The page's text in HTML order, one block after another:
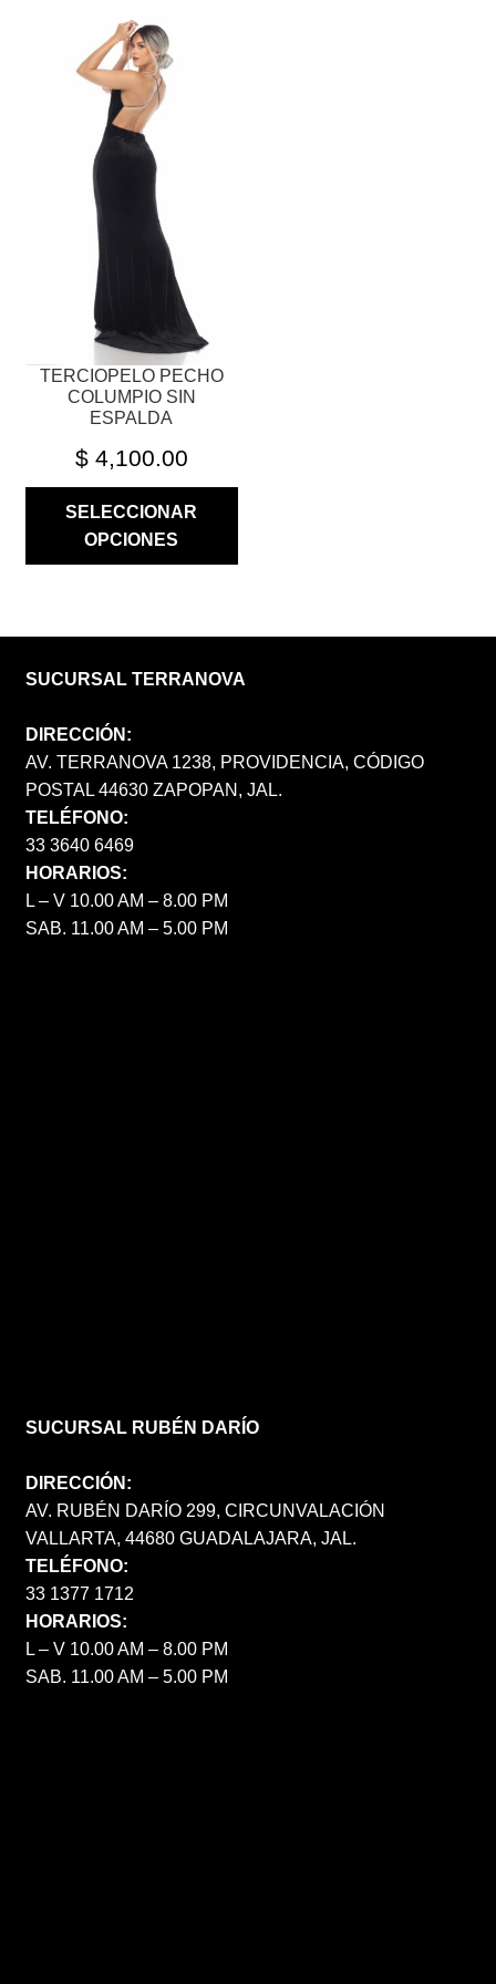
TERCIOPELO PECHO
COLUMPIO SIN
ESPALDA
$4,100.00
SELECCIONAR
OPCIONES
PRODUCTO
TIENE
MÚLTIPLES
VARIANTES.
OPCIONES
PUEDEN
DE
PRODUCTO
SUCURSAL TERRANOVA
DIRECCIÓN:
AV. TERRANOVA 1238, PROVIDENCIA, CÓDIGO
POSTAL 44630 ZAPOPAN, JAL.
TELÉFONO:
33 3640 6469
HORARIOS:
L – V 10.00 AM – 8.00 PM
SAB. 11.00 AM – 5.00 PM
SUCURSAL RUBÉN DARÍO
DIRECCIÓN:
AV. RUBÉN DARÍO 299, CIRCUNVALACIÓN
VALLARTA, 44680 GUADALAJARA, JAL.
TELÉFONO:
33 1377 1712
HORARIOS:
L – V 10.00 AM – 8.00 PM
SAB. 11.00 AM – 5.00 PM